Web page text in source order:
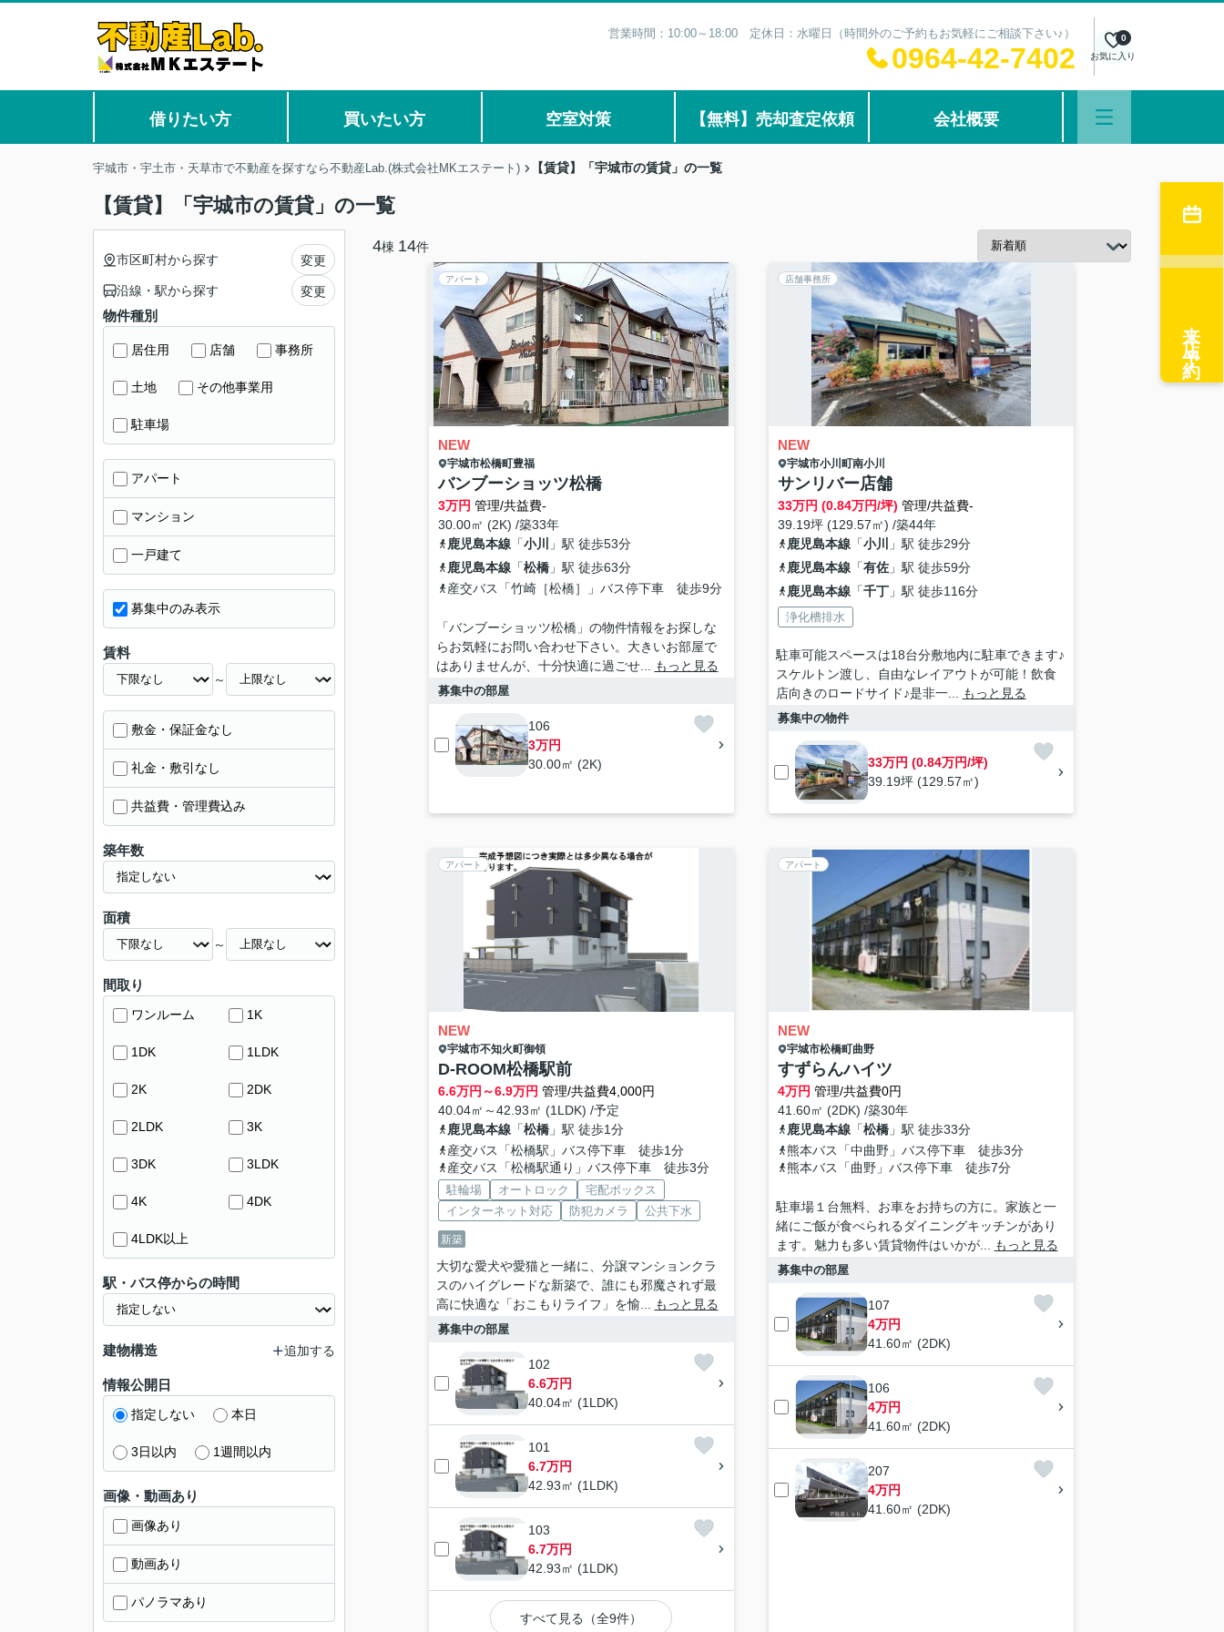
営業時間：10:00～18:00 定休日：水曜日（時間外のご予約もお気軽にご相談下さい♪）
0964-42-7402 お気に入り
0
借りたい方 買いたい方 空室対策 【無料】売却査定依頼 会社概要
宇城市・宇土市・天草市で不動産を探すなら不動産Lab.(株式会社MKエステート) 【賃貸】「宇城市の賃貸」の一覧
【賃貸】「宇城市の賃貸」の一覧
4棟 14件
アパート
NEW
宇城市松橋町豊福
バンブーショッツ松橋
3万円 管理/共益費-
30.00㎡ (2K) /築33年
鹿児島本線「小川
」駅 徒歩53分
鹿児島本線「松橋」駅 徒歩63分
産交バス「竹崎［松橋］」バス停下車 徒歩9分
「バンブーショッツ松橋」の物件情報をお探しな
らお気軽にお問い合わせ下さい。大きいお部屋で
はありませんが、十分快適に過ごせ...
もっと見る
募集中の部屋
106
3万円
30.00㎡ (2K)
店舗事務所
NEW
宇城市小川町南小川
サンリバー店舗
33万円 (0.84万円/坪) 管理/共益費-
39.19坪 (129.57㎡) /築44年
鹿児島本線「小川
」駅 徒歩29分
鹿児島本線「有佐」駅 徒歩59分
鹿児島本線「千丁」駅 徒歩116分
浄化槽排水
駐車可能スペースは18台分敷地内に駐車できます♪
スケルトン渡し、自由なレイアウトが可能！飲食
店向きのロードサイド♪是非一...
もっと見る
募集中の物件
33万円 (0.84万円/坪)
39.19坪 (129.57㎡)
アパート
NEW
宇城市不知火町御領
D-ROOM松橋駅前
6.6万円～6.9万円 管理/共益費4,000円
40.04㎡～42.93㎡ (1LDK) /予定
鹿児島本線「松橋」駅 徒歩1分
産交バス「松橋駅」バス停下車 徒歩1分
産交バス「松橋駅通り」バス停下車 徒歩3分
駐輪場 オートロック
宅配ボックス
インターネット対応
防犯カメラ 公共下水
新築
大切な愛犬や愛猫と一緒に、分譲マンションクラ
スのハイグレードな新築で、誰にも邪魔されず最
高に快適な「おこもりライフ」を愉...
もっと見る
募集中の部屋
102
6.6万円
40.04㎡ (1LDK)
101
6.7万円
42.93㎡ (1LDK)
103
6.7万円
42.93㎡ (1LDK)
すべて見る（全9件）
アパート
NEW
宇城市松橋町曲野
すずらんハイツ
4万円 管理/共益費0円
41.60㎡ (2DK) /築30年
鹿児島本線「松橋」駅 徒歩33分
熊本バス「中曲野」バス停下車 徒歩3分
熊本バス「曲野」バス停下車 徒歩7分
駐車場１台無料、お車をお持ちの方に。家族と一
緒にご飯が食べられるダイニングキッチンがあり
ます。魅力も多い賃貸物件はいかが...
もっと見る
募集中の部屋
107
4万円
41.60㎡ (2DK)
106
4万円
41.60㎡ (2DK)
207
4万円
41.60㎡ (2DK)
市区町村から探す 変更
沿線・駅から探す 変更
物件種別
居住用 店舗 事務所
土地 その他事業用
駐車場
アパート
マンション
一戸建て
募集中のみ表示
賃料
～
敷金・保証金なし
礼金・敷引なし
共益費・管理費込み
築年数
面積
～
間取り
ワンルーム 1K
1DK 1LDK
2K 2DK
2LDK 3K
3DK 3LDK
4K 4DK
4LDK以上
駅・バス停からの時間
建物構造 追加する
情報公開日
指定しない 本日
3日以内 1週間以内
画像・動画あり
画像あり
動画あり
パノラマあり
来店予約